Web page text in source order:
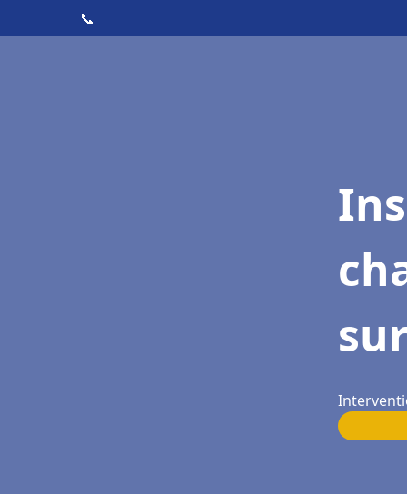
📞